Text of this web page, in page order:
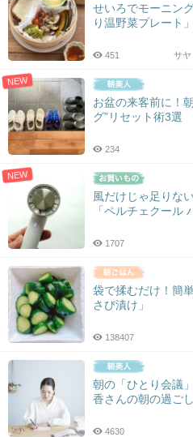
せいろでモーニン
り温野菜プレート」
サ
451
NEW
お盆の来客前に！
グ”リセット術3選
234
NEW
風だけじゃ足りな
「ペルチェクール
1707
袋で揉むだけ！簡
さび漬け」
138407
朝の「ひとり会議
香さんの朝の過ご
4630